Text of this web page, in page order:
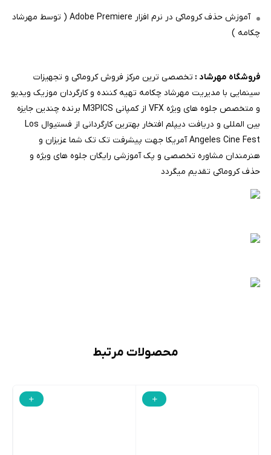
آموزش حذف کروماکی در نرم افزار Adobe Premiere ( توسط مهرشاد
چکامه )
فروشگاه مهرشاد : تخصصی ترین مرکز فروش کروماکی و تجهیزات
سینمایی با مدیریت مهرشاد چکامه تهیه کننده و کارگردان موزیک ویدیو
و متخصص جلوه های ویژه VFX از کمپانی M3PICS برنده چندین جایزه
بین المللی و دریافت دیپلم افتخار بهترین کارگردانی از فستیوال Los
Angeles Cine Fest آمریکا جهت پیشرفت تک تک شما عزیزان و
هنرمندان مشاوره تخصصی و پک آموزشی رایگان جلوه های ویژه و
حذف کروماکی تقدیم میگردد
محصولات مرتبط